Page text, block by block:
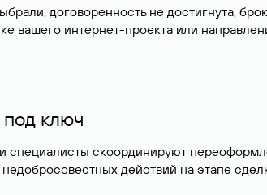
договоренность не достигнута,
вашего интернет-проекта или
ключ
специалисты скоординируют
действий на этапе